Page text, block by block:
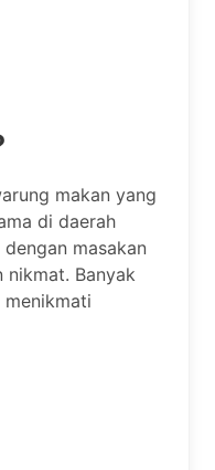
makan yang
di daerah
masakan
nikmat. Banyak